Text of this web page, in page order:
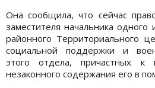
Она сообщила, что сейчас
заместителя начальника одного
районного Территориального
социальной поддержки и
этого отдела, причастных
незаконного содержания его в